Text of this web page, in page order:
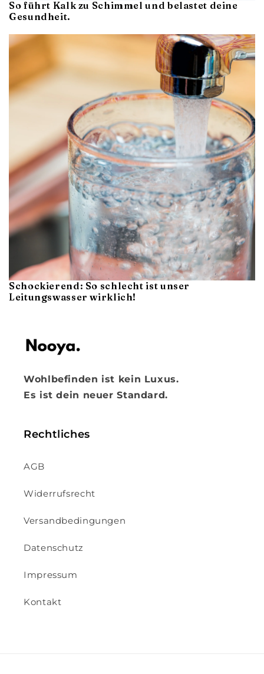
So führt Kalk zu Schimmel und belastet deine
Gesundheit.
Schockierend: So schlecht ist unser
Leitungswasser wirklich!
Wohlbefinden ist kein Luxus.
Es ist dein neuer Standard.
Rechtliches
AGB
Widerrufsrecht
Versandbedingungen
Datenschutz
Impressum
Kontakt